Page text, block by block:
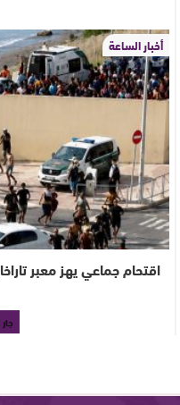
أخبار الساعة
اقتحام جماعي يهز معبر